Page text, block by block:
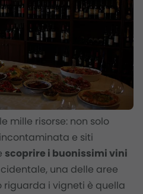
mille risorse: non solo
e siti
scoprire i buonissimi vini
una delle aree
i vigneti è quella